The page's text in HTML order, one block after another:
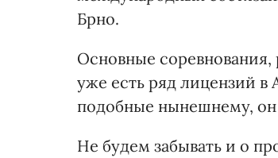
Брно.
Основные
уже есть ряд лицензий в
подобные нынешнему,
Не будем забывать и о